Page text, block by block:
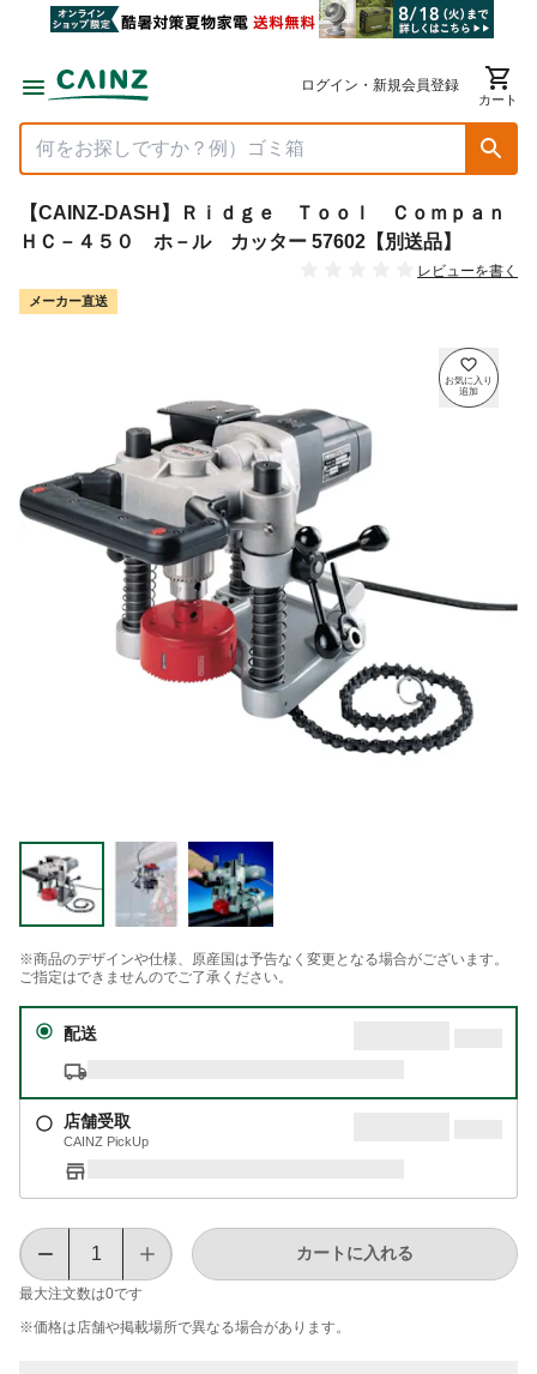
ログイン・新規会員登録
カート
【CAINZ-DASH】Ｒｉｄｇｅ Ｔｏｏｌ Ｃｏｍｐａｎ
ＨＣ－４５０ ホ－ル カッター 57602【別送品】
レビューを書く
メーカー直送
※商品のデザインや仕様、原産国は予告なく変更となる場合がございます。
ご指定はできませんのでご了承ください。
配送
店舗受取
CAINZ PickUp
最大注文数は0です
カートに入れる
※価格は​店舗や​掲載場所で​異なる​場合が​あります。